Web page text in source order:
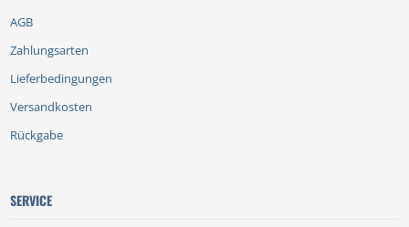
AGB
Zahlungsarten
Lieferbedingungen
Versandkosten
Rückgabe
SERVICE